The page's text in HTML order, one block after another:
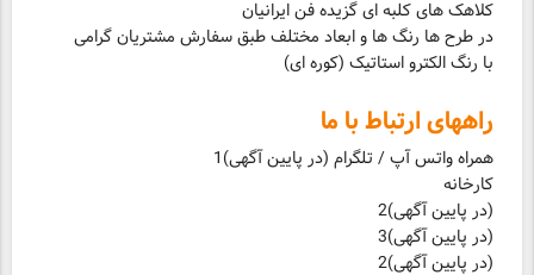
با رنگ الکترو استاتیک (کوره ای)
راههای ارتباط با ما
همراه واتس آپ / تلگرام (در پایین آگهی)1
کارخانه